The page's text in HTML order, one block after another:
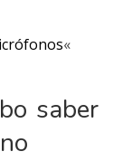
«
saber